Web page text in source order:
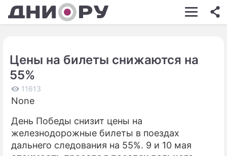
ШОУ-БИЗНЕС
КИНО
ЭКОНОМИКА
ПРОИСШЕСТВИЯ
Цены на билеты снижаются на
55%
11613
None
День Победы снизит цены на
железнодорожные билеты в поездах
дальнего следования на 55%. 9 и 10 мая